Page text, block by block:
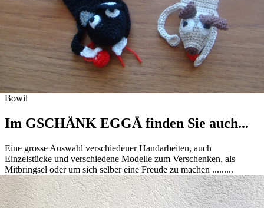
Bowil
Im GSCHÄNK EGGÄ finden Sie auch...
Eine grosse Auswahl verschiedener Handarbeiten, auch
Einzelstücke und verschiedene Modelle zum Verschenken, als
Mitbringsel oder um sich selber eine Freude zu machen .........